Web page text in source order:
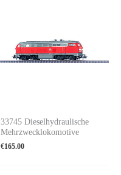
33745 Dieselhydraulische
Mehrzwecklokomotive
€165.00